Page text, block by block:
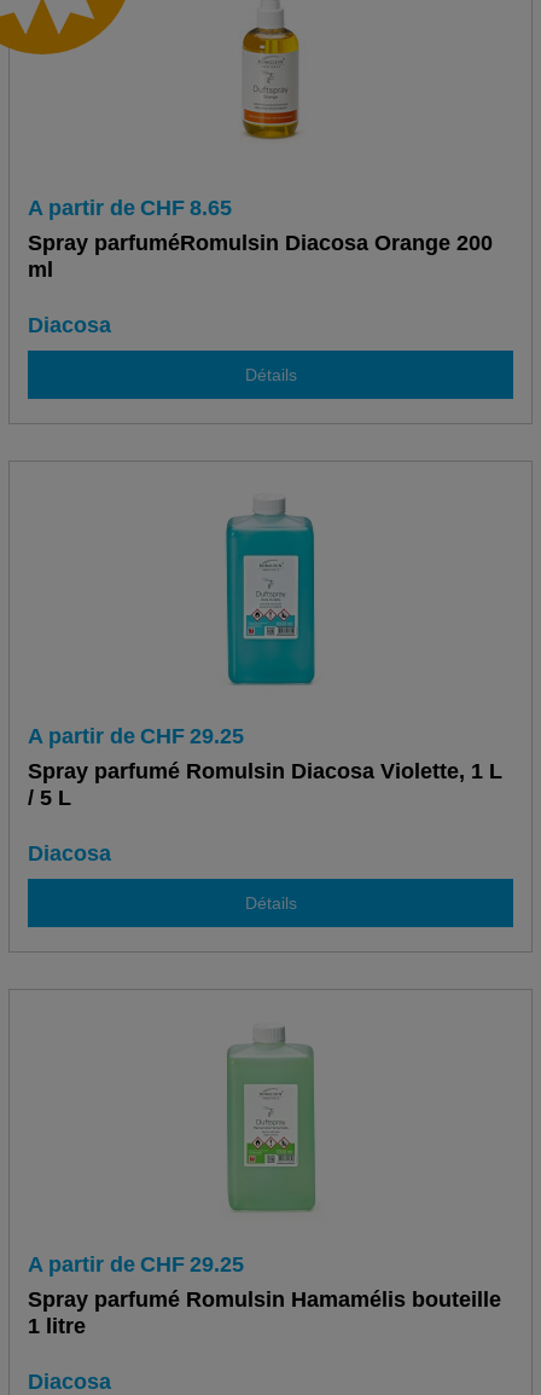
A partir de CHF 8.65
Spray parfuméRomulsin Diacosa Orange 200
ml
Diacosa
Détails
A partir de CHF 29.25
Spray parfumé Romulsin Diacosa Violette, 1 L
/ 5 L
Diacosa
Détails
A partir de CHF 29.25
Spray parfumé Romulsin Hamamélis bouteille
1 litre
Diacosa